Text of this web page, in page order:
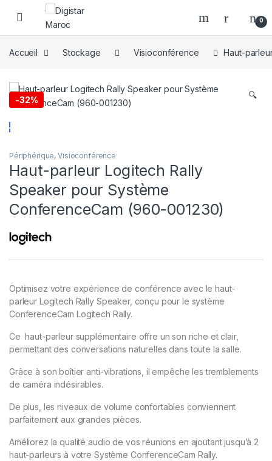
Skip to navigation
Skip to content
0
Accueil Stockage Visioconférence Haut-
-32% 🔍
Périphérique,Visioconférence
Haut-parleur Logitech Rally
Speaker pour Système
ConferenceCam (960-001230)
Optimisez votre expérience de conférence avec le haut-
parleur Logitech Rally Speaker, conçu pour le système
ConferenceCam Logitech Rally.
Ce haut-parleur supplémentaire offre un son riche et clair,
permettant des conversations naturelles dans toute la salle.
Grâce à son boîtier anti-vibrations, il empêche les tremblements
de caméra indésirables.
De plus, les niveaux de volume confortables conviennent
parfaitement aux grandes pièces.
Améliorez la qualité audio de vos réunions en ajoutant jusqu’à 2
haut-parleurs à votre Système ConferenceCam Rally.